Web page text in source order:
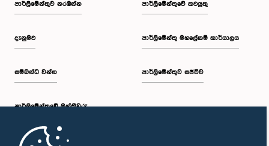
පාර්ලි‌මේන්තුව නරඹන්න
දැනුමට
සම්බන්ධ වන්න
පාර්ලි‌මේන්තුවේ මන්ත්‍රීවරු
මුල් පිටුව
පාර්ලිමේන්තුවේ කටයුතු
පාර්ලිමේන්තු මහලේකම් කාර්යාලය
පාර්ලිමේන්තුව සජීවීව